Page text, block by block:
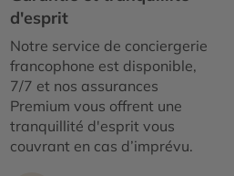
d'esprit
Notre service de conciergerie
francophone est disponible,
7/7 et nos assurances
Premium vous offrent une
tranquillité d'esprit vous
couvrant en cas d’imprévu.